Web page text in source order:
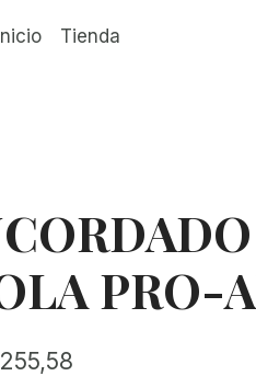
Inicio Tienda
PRO-